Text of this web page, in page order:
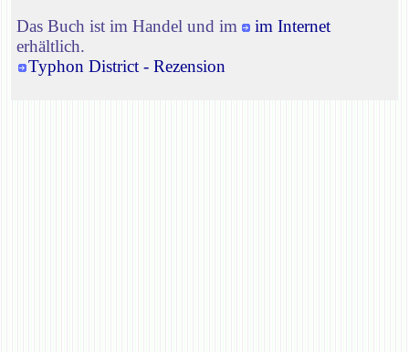
Das Buch ist im Handel und im
im Internet
erhältlich.
Typhon District - Rezension